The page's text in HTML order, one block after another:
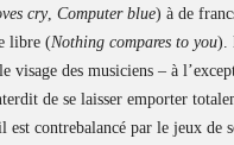
cry, Computer blue) à de
libre (Nothing compares to you).
visage des musiciens – à
de se laisser emporter
est contrebalancé par le jeux de